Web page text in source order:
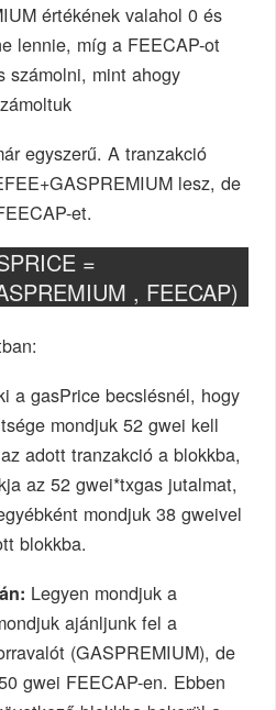
értékének valahol 0 és
lennie, míg a FEECAP-ot
számolni, mint ahogy
egyszerű. A tranzakció
lesz, de
et.
=
, FEECAP)
a gasPrice becslésnél, hogy
mondjuk 52 gwei kell
adott tranzakció a blokkba,
az 52 gwei*txgas jutalmat,
mondjuk 38 gweivel
blokkba.
Legyen mondjuk a
ajánljunk fel a
(GASPREMIUM), de
gwei FEECAP-en. Ebben